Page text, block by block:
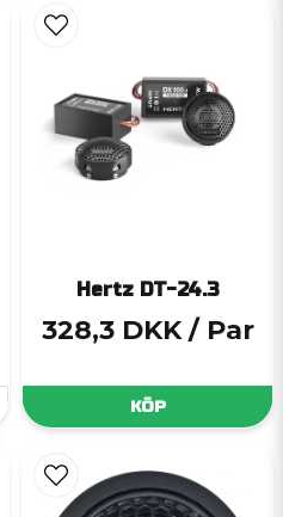
Hertz DT-24.3
328,3 DKK / Par
KÖP